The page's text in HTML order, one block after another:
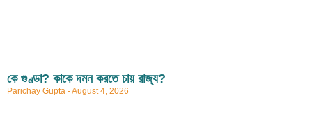
কে গুণ্ডা? কাকে দমন করতে চায় রাজ্য?
Parichay Gupta August 4, 2026